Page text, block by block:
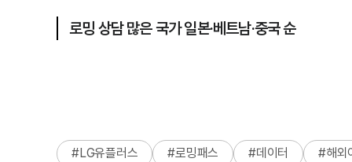
로밍 상담 많은 국가 일본·베트남·중국 순
#LG유플러스 #로밍패스 #데이터 #해외